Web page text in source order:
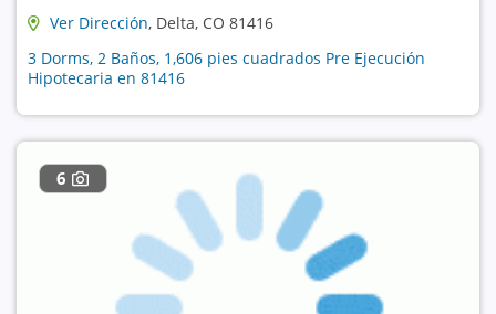
Ver Dirección, Delta, CO 81416
3 Dorms, 2 Baños, 1,606 pies cuadrados Pre Ejecución
Hipotecaria en 81416
6